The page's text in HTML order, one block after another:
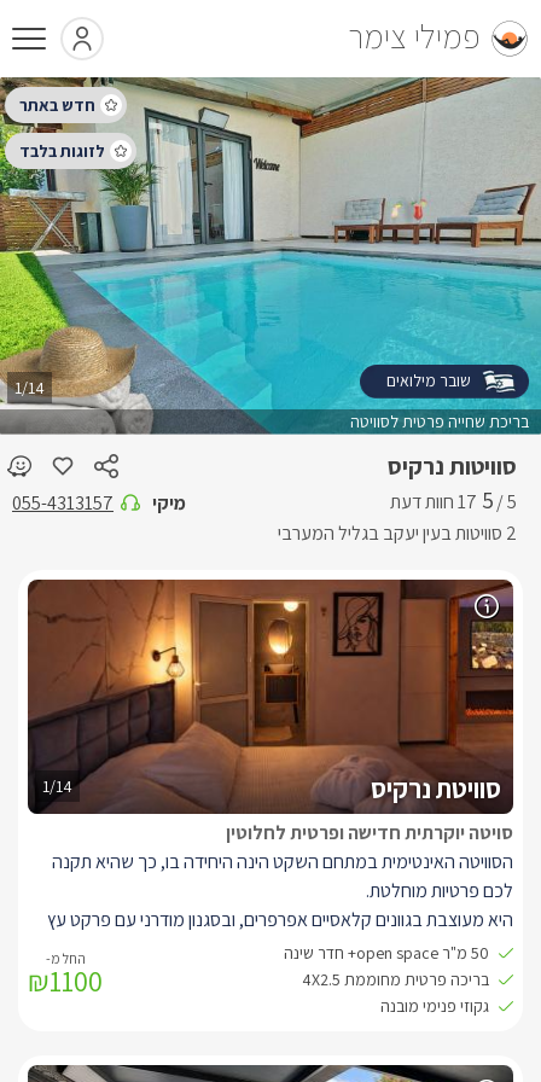
פמילי צימר
סוויטות נרקיס
5 /
5
2 סוויטות בעין יעקב בגליל המערבי
מיקי 055-4313157
בריכת שחייה פרטית לסוויטה
1/14 שובר מילואים
1/14 סוויטת נרקיס
סויטה יוקרתית חדישה ופרטית לחלוטין
הסוויטה האינטימית במתחם השקט הינה היחידה בו, כך שהיא תקנה
לכם פרטיות מוחלטת.
היא מעוצבת בגוונים קלאסיים אפרפרים, ובסגנון מודרני עם פרקט עץ
אפור ואקססוריז תואמים. בכניסתכם אליה תפגשו בסלון ישיבה ובו ספה
מעוצבת בצבע אפור מבד קטיפה חדיש, שלצדה כורסא מבד תואם
בצבע ורוד עתיק. למולן טלוויזיה שקועה בקיר מעוצב עם דמוי אח תחתיו.
ותה עם קומקום, כיור ועוד.
50 מ"ר open space+ חדר שינה
בריכה פרטית מחוממת 4X2.5
גקוזי פנימי מובנה
₪1100